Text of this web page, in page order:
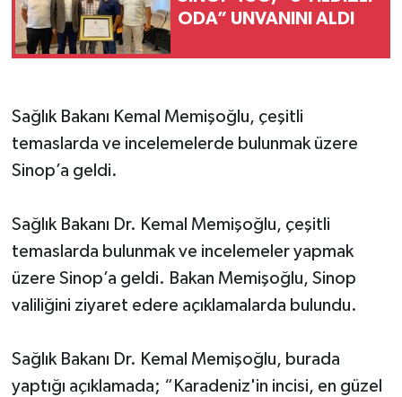
ODA” UNVANINI ALDI
Sağlık Bakanı Kemal Memişoğlu, çeşitli
temaslarda ve incelemelerde bulunmak üzere
Sinop’a geldi.
Sağlık Bakanı Dr. Kemal Memişoğlu, çeşitli
temaslarda bulunmak ve incelemeler yapmak
üzere Sinop’a geldi. Bakan Memişoğlu, Sinop
valiliğini ziyaret edere açıklamalarda bulundu.
Sağlık Bakanı Dr. Kemal Memişoğlu, burada
yaptığı açıklamada; “Karadeniz'in incisi, en güzel